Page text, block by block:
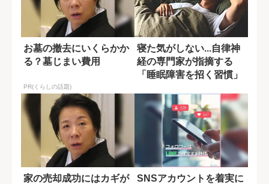
お墓の撤去にいくらかか
る？墓じまい費用
PR(くらしの話題)
寝た気がしない...自律神
経の専門家が指摘する
「睡眠障害を招く習慣」
家の売却成功にはカギが
SNSアカウントを着実に